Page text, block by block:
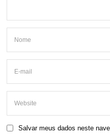
Salvar meus dados neste